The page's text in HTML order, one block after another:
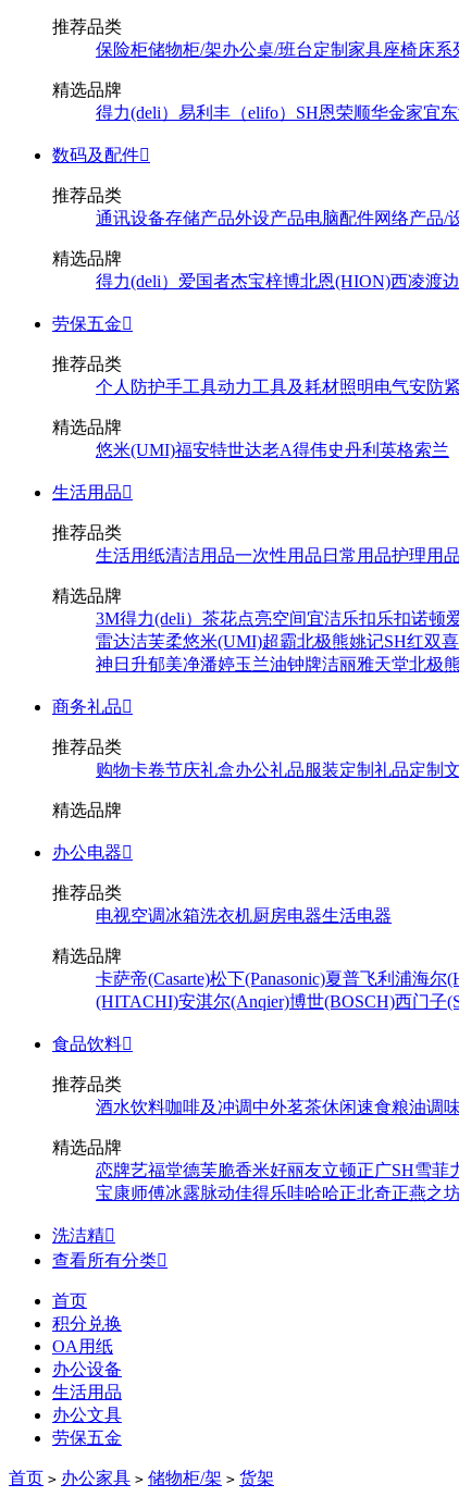
推荐品类
保险柜储物柜/架办公桌/班台定制家具座椅床系
精选品牌
得力(deli） 易利丰（elifo） SH恩荣顺华金家宜
数码及配件
推荐品类
通讯设备存储产品外设产品电脑配件网络产品/
精选品牌
得力(deli） 爱国者杰宝梓博北恩(HION)西凌渡边
劳保五金
推荐品类
个人防护手工具动力工具及耗材照明电气安防
精选品牌
悠米(UMI)福安特世达老A得伟史丹利 英格索兰
生活用品
推荐品类
生活用纸清洁用品一次性用品 日常用品护理用品
精选品牌
3M得力(deli） 茶花点亮空间宜洁乐扣乐扣诺顿
雷达洁芙柔悠米(UMI)超霸北极熊姚记SH红双喜
神 日升郁美净潘婷玉兰油钟牌洁丽雅天堂北极
商务礼品
推荐品类
购物卡卷节庆礼盒办公礼品服装定制 礼品定制
精选品牌
办公电器
推荐品类
电视空调冰箱洗衣机厨房电器生活电器
精选品牌
卡萨帝(Casarte)松下(Panasonic)夏普飞利浦海尔
(HITACHI)安淇尔(Anqier)博世(BOSCH)西门子
食品饮料
推荐品类
酒水饮料咖啡及冲调中外茗茶休闲速食粮油调味
精选品牌
恋牌艺福堂德芙脆香米好丽友立顿正广SH雪菲
宝康师傅冰露脉动佳得乐哇哈哈正北奇正燕之
洗洁精
查看所有分类
首页
积分兑换
OA用纸
办公设备
生活用品
办公文具
劳保五金
首页 > 办公家具 > 储物柜/架 > 货架